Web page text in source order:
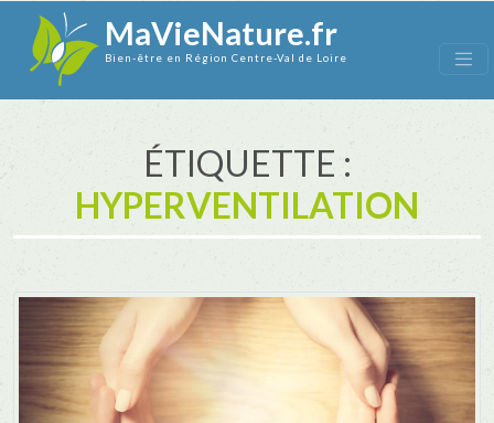
MaVieNature.fr
Bien-être en Région Centre-Val de Loire
ÉTIQUETTE :
HYPERVENTILATION